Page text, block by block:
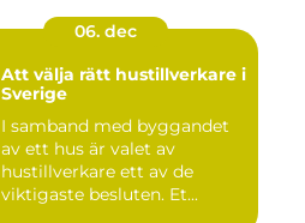
06. dec
Att välja rätt hustillverkare i
Sverige
I samband med byggandet
av ett hus är valet av
hustillverkare ett av de
viktigaste besluten. Et...